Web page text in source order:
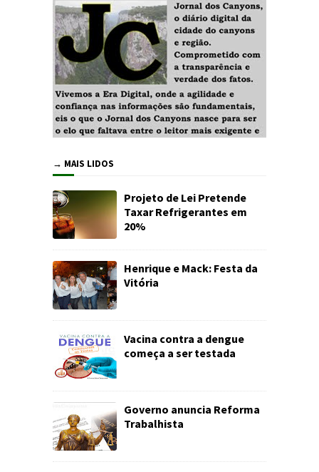
→ MAIS LIDOS
Projeto de Lei Pretende
Taxar Refrigerantes em
20%
Henrique e Mack: Festa da
Vitória
Vacina contra a dengue
começa a ser testada
Governo anuncia Reforma
Trabalhista